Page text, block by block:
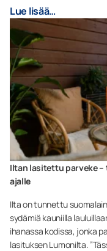
Lue lisää…
Iltan lasitettu parveke –
ajalle
Ilta on tunnettu
sydämiä kauniilla
ihanassa kodissa, jonka
lasituksen Lumonilta.